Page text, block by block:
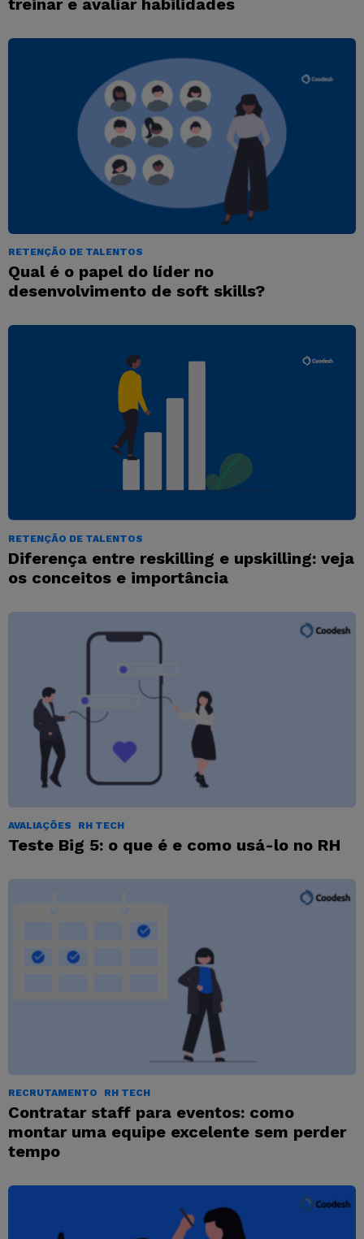
RETENÇÃO DE TALENTOS
Qual é o papel do líder no
desenvolvimento de soft skills?
RETENÇÃO DE TALENTOS
Diferença entre reskilling e upskilling: veja
os conceitos e importância
AVALIAÇÕES RH TECH
Teste Big 5: o que é e como usá-lo no RH
RECRUTAMENTO RH TECH
Contratar staff para eventos: como
montar uma equipe excelente sem perder
tempo